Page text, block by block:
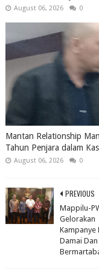
August 06, 2026 0
Mantan Relationship
Tahun Penjara dalam
August 06, 2026 0
PREVIOUS
Mappilu-
Gelorakan
Kampanye
Damai Dan